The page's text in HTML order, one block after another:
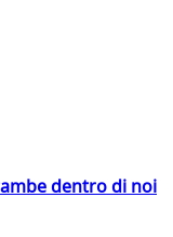
dentro di noi